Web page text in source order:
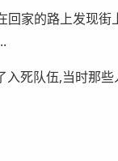
家的路上发现
死队伍,当时那